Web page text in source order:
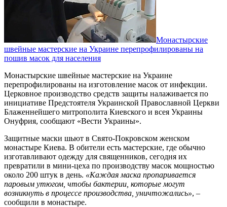
Монастырские
швейные мастерские на Украине перепрофилированы на
пошив масок для населения
Монастырские швейные мастерские на Украине
перепрофилированы на изготовление масок от инфекции.
Церковное производство средств защиты налаживается по
инициативе Предстоятеля Украинской Православной Церкви
Блаженнейшего митрополита Киевского и всея Украины
Онуфрия, сообщают «Вести Украины».
Защитные маски шьют в Свято-Покровском женском
монастыре Киева. В обители есть мастерские, где обычно
изготавливают одежду для священников, сегодня их
превратили в мини-цеха по производству масок мощностью
около 200 штук в день. «Каждая маска пропаривается
паровым утюгом, чтобы бактерии, которые могут
возникнуть в процессе производства, уничтожались», –
сообщили в монастыре.